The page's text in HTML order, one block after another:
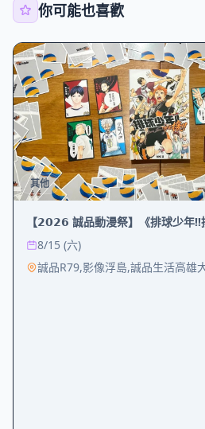
你可能也喜歡
其他
【𝟮𝟬𝟮𝟲 誠品動漫祭】《排球少年
8/15 (六)